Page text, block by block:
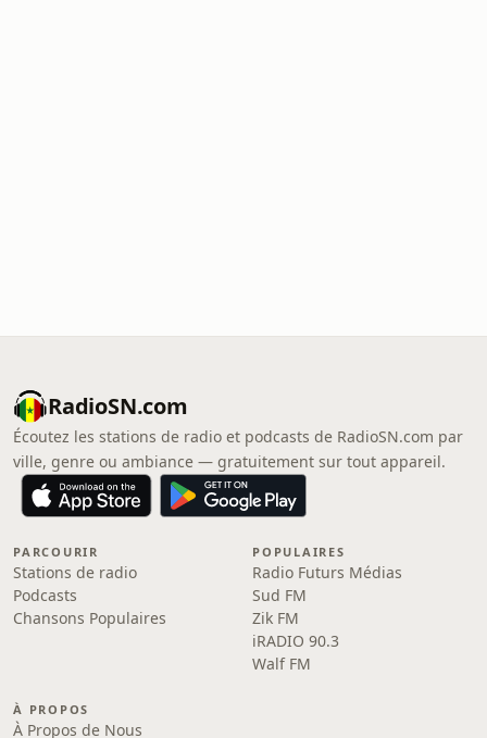
RadioSN.com
Écoutez les stations de radio et podcasts de RadioSN.com par
ville, genre ou ambiance — gratuitement sur tout appareil.
PARCOURIR
Stations de radio
Podcasts
Chansons Populaires
POPULAIRES
Radio Futurs Médias
Sud FM
Zik FM
iRADIO 90.3
Walf FM
À PROPOS
À Propos de Nous